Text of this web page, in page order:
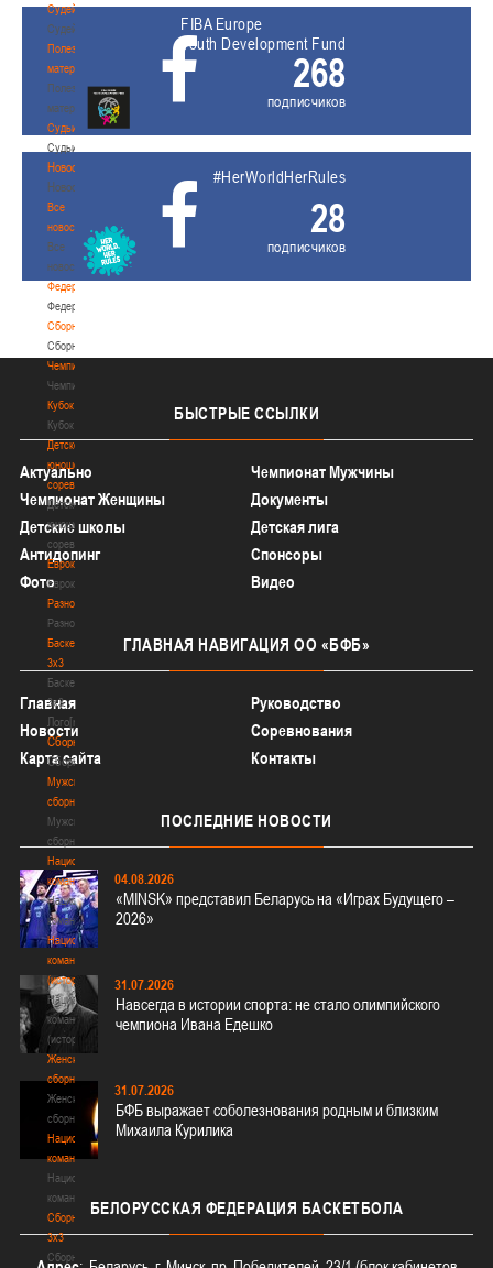
Судейство
Судейство
Полезные
материалы
Полезные
материалы
Судьи
Судьи
Новости
Новости
Все
новости
Все
новости
Федерация
Федерация
Сборные
Сборные
Чемпионат
Чемпионат
Кубок
Кубок
Детско-
юношеские
соревнования
Детско-
юношеские
соревнования
Еврокубки
Еврокубки
Разное
Разное
Баскетбол
3х3
Баскетбол
3х3
Лого[modid=121]
Сборные
Сборные
Мужские
сборные
Мужские
сборные
Национальная
команда
Национальная
команда
Национальная
команда
(история)
Национальная
команда
(история)
Женские
сборные
Женские
сборные
Национальная
команда
Национальная
команда
Сборные
3х3
Сборные
FIBA Europe
Youth Development Fund
268
подписчиков
#HerWorldHerRules
28
подписчиков
БЫСТРЫЕ ССЫЛКИ
Актуально
Чемпионат Мужчины
Чемпионат Женщины
Документы
Детские школы
Детская лига
Антидопинг
Спонсоры
Фото
Видео
ГЛАВНАЯ НАВИГАЦИЯ ОО «БФБ»
Главная
Руководство
Новости
Соревнования
Карта сайта
Контакты
ПОСЛЕДНИЕ НОВОСТИ
04.08.2026
«MINSK» представил Беларусь на «Играх Будущего –
2026»
31.07.2026
Навсегда в истории спорта: не стало олимпийского
чемпиона Ивана Едешко
31.07.2026
БФБ выражает соболезнования родным и близким
Михаила Курилика
БЕЛОРУССКАЯ ФЕДЕРАЦИЯ БАСКЕТБОЛА